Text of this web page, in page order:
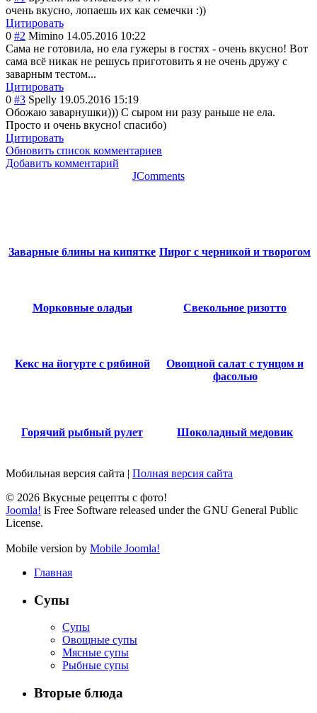
очень вкусно, лопаешь их как семечки :))
Цитировать
0 #2 Mimino 14.05.2016 10:22
Сама не готовила, но ела гужеры в гостях - очень вкусно! Вот
сама всё никак не решусь приготовить я не очень дружу с
заварным тестом...
Цитировать
0 #3 Spelly 19.05.2016 15:19
Обожаю заварнушки))) С сыром ни разу раньше не ела.
Просто и очень вкусно! спасибо)
Цитировать
Обновить список комментариев
Добавить комментарий
JComments
Заварные блины на кипятке Пирог с черникой и творогом
Морковные оладьи Свекольное ризотто
Кекс на йогурте с рябиной
Овощной салат с тунцом и
фасолью
Горячий рыбный рулет Шоколадный медовик
Мобильная версия сайта | Полная версия сайта
© 2026 Вкусные рецепты с фото!
Joomla! is Free Software released under the GNU General Public
License.
Mobile version by Mobile Joomla!
Главная
Супы
Супы
Овощные супы
Мясные супы
Рыбные супы
Вторые блюда